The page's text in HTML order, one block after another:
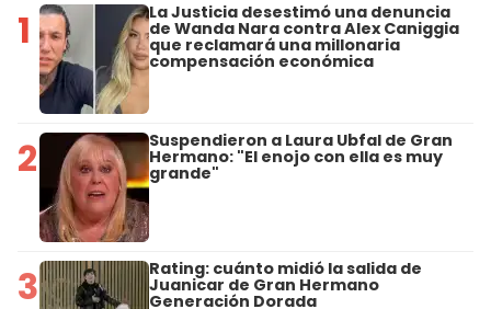
1 La Justicia desestimó una denuncia
de Wanda Nara contra Alex Caniggia
que reclamará una millonaria
compensación económica
2 Suspendieron a Laura Ubfal de Gran
Hermano: "El enojo con ella es muy
grande"
3 Rating: cuánto midió la salida de
Juanicar de Gran Hermano
Generación Dorada